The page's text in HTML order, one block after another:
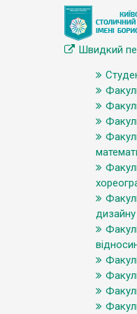
Швидкий
дизайну